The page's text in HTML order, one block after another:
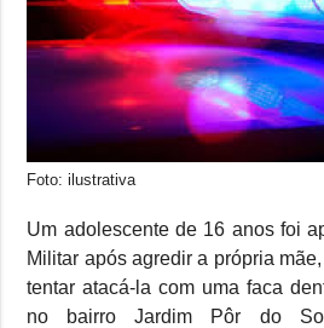
Foto: ilustrativa
Um adolescente de 16 anos foi
Militar após agredir a própria
tentar atacá-la com uma faca
no bairro Jardim Pôr do